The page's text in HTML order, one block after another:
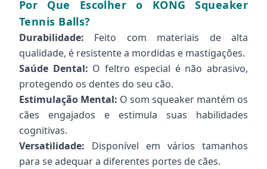
Por Que Escolher o KONG Squeaker
Tennis Balls?
Durabilidade: Feito com materiais de alta
qualidade, é resistente a mordidas e mastigações.
Saúde Dental: O feltro especial é não abrasivo,
protegendo os dentes do seu cão.
Estimulação Mental: O som squeaker mantém os
cães engajados e estimula suas habilidades
cognitivas.
Versatilidade: Disponível em vários tamanhos
para se adequar a diferentes portes de cães.